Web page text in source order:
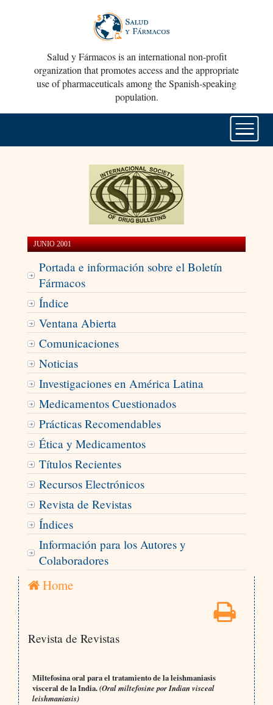
Salud y Fármacos is an international non-profit
organization that promotes access and the appropriate
use of pharmaceuticals among the Spanish-speaking
population.
JUNIO 2001
Portada e información sobre el Boletín
Fármacos
Índice
Ventana Abierta
Comunicaciones
Noticias
Investigaciones en América Latina
Medicamentos Cuestionados
Prácticas Recomendables
Ética y Medicamentos
Títulos Recientes
Recursos Electrónicos
Revista de Revistas
Índices
Información para los Autores y
Colaboradores
Home
Revista de Revistas
Miltefosina oral para el tratamiento de la leishmaniasis
visceral de la India.(Oral miltefosine por Indian visceal
leishmaniasis)